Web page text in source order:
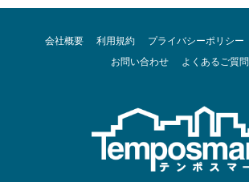
会社概要 利用規約 プライバシーポリシー
お問い合わせ
よくあるご質問